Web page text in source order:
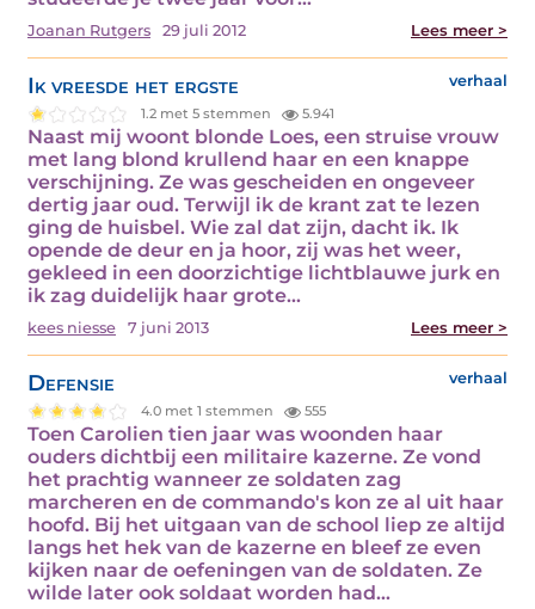
Joanan Rutgers 29 juli 2012 Lees meer >
Ik vreesde het ergste verhaal
1.2 met 5 stemmen 5.941
Naast mij woont blonde Loes, een struise vrouw
met lang blond krullend haar en een knappe
verschijning. Ze was gescheiden en ongeveer
dertig jaar oud. Terwijl ik de krant zat te lezen
ging de huisbel. Wie zal dat zijn, dacht ik. Ik
opende de deur en ja hoor, zij was het weer,
gekleed in een doorzichtige lichtblauwe jurk en
ik zag duidelijk haar grote…
kees niesse 7 juni 2013 Lees meer >
Defensie verhaal
4.0 met 1 stemmen 555
Toen Carolien tien jaar was woonden haar
ouders dichtbij een militaire kazerne. Ze vond
het prachtig wanneer ze soldaten zag
marcheren en de commando's kon ze al uit haar
hoofd. Bij het uitgaan van de school liep ze altijd
langs het hek van de kazerne en bleef ze even
kijken naar de oefeningen van de soldaten. Ze
wilde later ook soldaat worden had…